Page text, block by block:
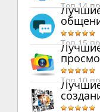
Топ 14
Топ 15
Топ 10